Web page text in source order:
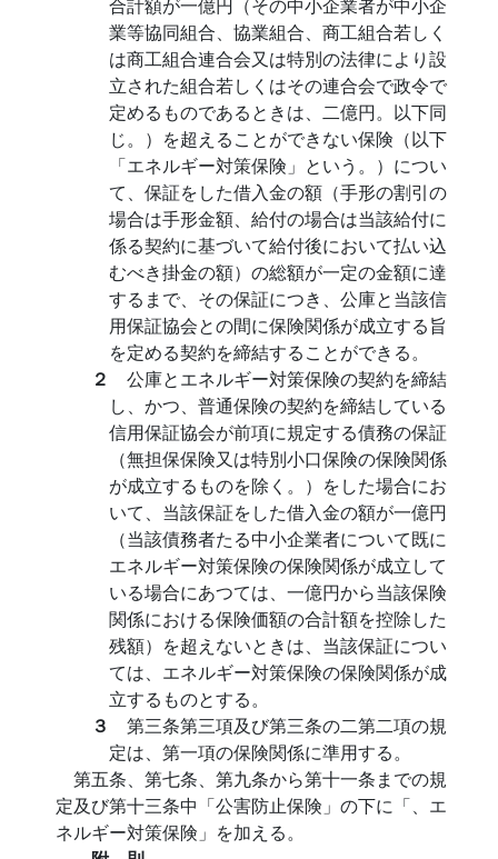
業等協同組合、協業組合、商工組合若しく
は商工組合連合会又は特別の法律により設
立された組合若しくはその連合会で政令で
定めるものであるときは、二億円。以下同
じ。）を超えることができない保険（以下
「エネルギー対策保険」という。）につい
て、保証をした借入金の額（手形の割引の
場合は手形金額、給付の場合は当該給付に
係る契約に基づいて給付後において払い込
むべき掛金の額）の総額が一定の金額に達
するまで、その保証につき、公庫と当該信
用保証協会との間に保険関係が成立する旨
を定める契約を締結することができる。
２ 公庫とエネルギー対策保険の契約を締結
し、かつ、普通保険の契約を締結している
信用保証協会が前項に規定する債務の保証
（無担保保険又は特別小口保険の保険関係
が成立するものを除く。）をした場合にお
いて、当該保証をした借入金の額が一億円
（当該債務者たる中小企業者について既に
エネルギー対策保険の保険関係が成立して
いる場合にあつては、一億円から当該保険
関係における保険価額の合計額を控除した
残額）を超えないときは、当該保証につい
ては、エネルギー対策保険の保険関係が成
立するものとする。
３ 第三条第三項及び第三条の二第二項の規
定は、第一項の保険関係に準用する。
第五条、第七条、第九条から第十一条までの規
定及び第十三条中「公害防止保険」の下に「、エ
ネルギー対策保険」を加える。